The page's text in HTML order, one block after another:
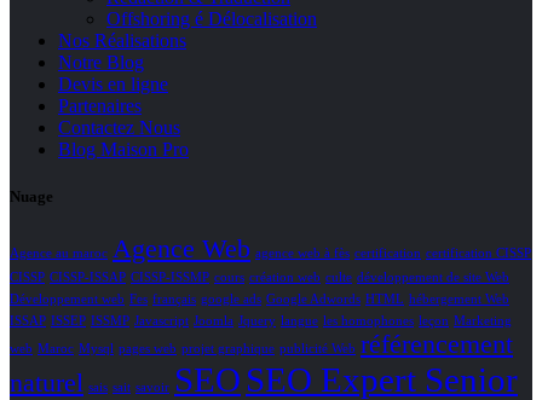
Offshoring é Délocalisation
Nos Réalisations
Notre Blog
Devis en ligne
Partenaires
Contactez Nous
Blog Maison Pro
Nuage
Agence au maroc Agence Web agence web à fès certification certification CISSP
CISSP CISSP-ISSAP CISSP-ISSMP cours création web culte développement de site Web
Développement web Fes français google ads Google Adwords HTML hébergement Web
ISSAP ISSEP ISSMP Javascript Joomla Jquery langue les homophones leçon Marketing
web Maroc Mysql pages web projet graphique publicité Web référencement
naturel sais sait savoir SEO SEO Expert Senior